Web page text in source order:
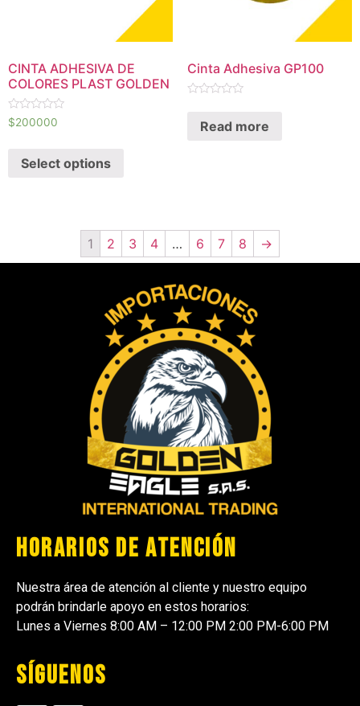
CINTA ADHESIVA DE
COLORES PLAST GOLDEN
Rated
0
$200000
Select options
Cinta Adhesiva GP100
outRead more
1 2 3 4 … 6 7 8 →
Horarios de atención
Nuestra área de atención al cliente y nuestro equipo
podrán brindarle apoyo en estos horarios:
Lunes a Viernes 8:00 AM – 12:00 PM 2:00 PM-6:00 PM
Síguenos